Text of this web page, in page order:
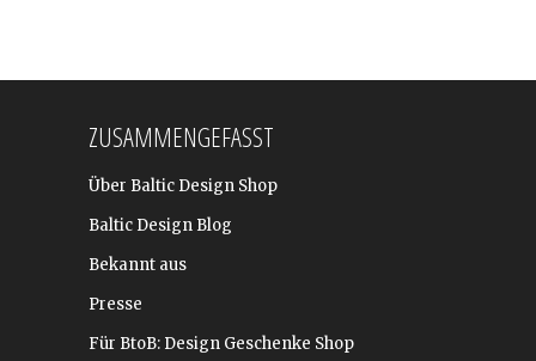
ZUSAMMENGEFASST
Über Baltic Design Shop
Baltic Design Blog
Bekannt aus
Presse
Für BtoB: Design Geschenke Shop